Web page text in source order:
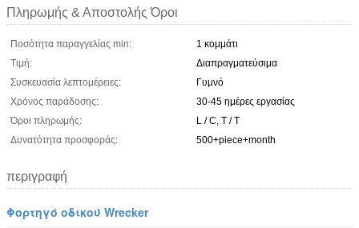
Πληρωμής & Αποστολής Όροι
Ποσότητα παραγγελίας min:
1 κομμάτι
Τιμή:
Διαπραγματεύσιμα
Συσκευασία λεπτομέρειες:
Γυμνό
Χρόνος παράδοσης:
30-45 ημέρες εργασίας
Όροι πληρωμής:
L / C, T / T
Δυνατότητα προσφοράς:
500+piece+month
περιγραφή
Φορτηγό οδικού Wrecker